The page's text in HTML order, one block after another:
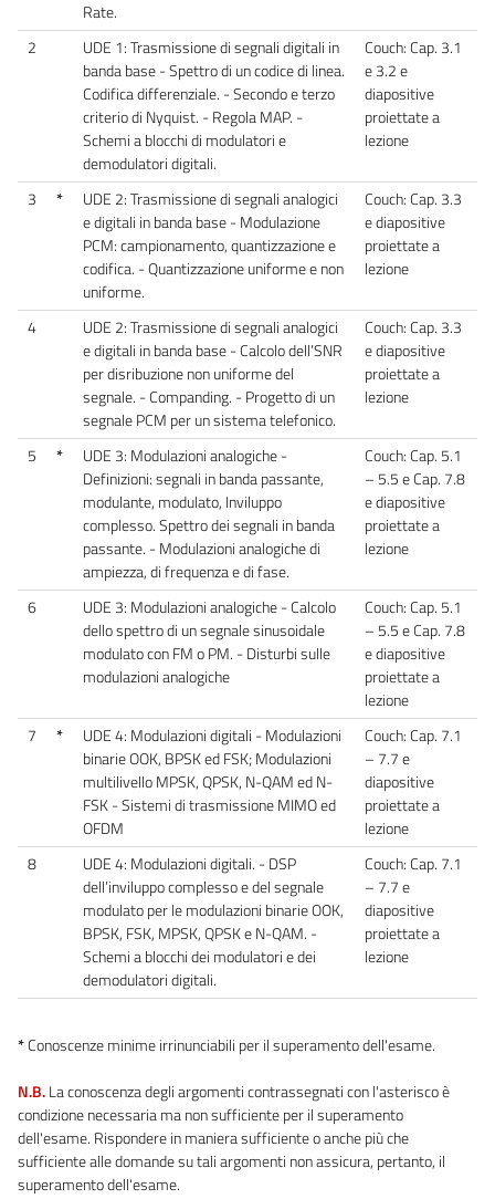
Rate.
2
UDE 1: Trasmissione di segnali digitali in
banda base - Spettro di un codice di linea.
Codifica differenziale. - Secondo e terzo
criterio di Nyquist. - Regola MAP. -
Schemi a blocchi di modulatori e
demodulatori digitali.
Couch: Cap. 3.1
e 3.2 e
diapositive
proiettate a
lezione
3 *
UDE 2: Trasmissione di segnali analogici
e digitali in banda base - Modulazione
PCM: campionamento, quantizzazione e
codifica. - Quantizzazione uniforme e non
uniforme.
Couch: Cap. 3.3
e diapositive
proiettate a
lezione
4
UDE 2: Trasmissione di segnali analogici
e digitali in banda base - Calcolo dell’SNR
per disribuzione non uniforme del
segnale. - Companding. - Progetto di un
segnale PCM per un sistema telefonico.
Couch: Cap. 3.3
e diapositive
proiettate a
lezione
5 *
UDE 3: Modulazioni analogiche -
Definizioni: segnali in banda passante,
modulante, modulato, Inviluppo
complesso. Spettro dei segnali in banda
passante. - Modulazioni analogiche di
ampiezza, di frequenza e di fase.
Couch: Cap. 5.1
– 5.5 e Cap. 7.8
e diapositive
proiettate a
lezione
6
UDE 3: Modulazioni analogiche - Calcolo
dello spettro di un segnale sinusoidale
modulato con FM o PM. - Disturbi sulle
modulazioni analogiche
Couch: Cap. 5.1
– 5.5 e Cap. 7.8
e diapositive
proiettate a
lezione
7
*
UDE 4: Modulazioni digitali - Modulazioni
binarie OOK, BPSK ed FSK; Modulazioni
multilivello MPSK, QPSK, N-QAM ed N-
FSK - Sistemi di trasmissione MIMO ed
OFDM
Couch: Cap. 7.1
– 7.7 e
diapositive
proiettate a
lezione
8
UDE 4: Modulazioni digitali. - DSP
dell’inviluppo complesso e del segnale
modulato per le modulazioni binarie OOK,
BPSK, FSK, MPSK, QPSK e N-QAM. -
Schemi a blocchi dei modulatori e dei
demodulatori digitali.
Couch: Cap. 7.1
– 7.7 e
diapositive
proiettate a
lezione
*Conoscenze minime irrinunciabili per il superamento dell'esame.
N.B.La conoscenza degli argomenti contrassegnati con l'asterisco è
condizione necessaria ma non sufficiente per il superamento
dell'esame. Rispondere in maniera sufficiente o anche più che
sufficiente alle domande su tali argomenti non assicura, pertanto, il
superamento dell'esame.